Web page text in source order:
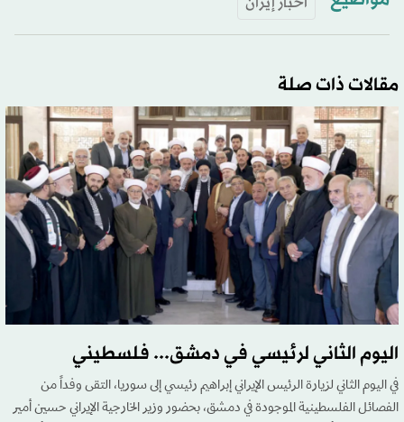
مقالات ذات صلة
اليوم الثاني لرئيسي في دمشق... فلسطيني
في اليوم الثاني لزيارة الرئيس الإيراني إبراهيم رئيسي إلى سوريا، التقى وفداً من
الفصائل الفلسطينية الموجودة في دمشق، بحضور وزير الخارجية الإيراني حسين أمير